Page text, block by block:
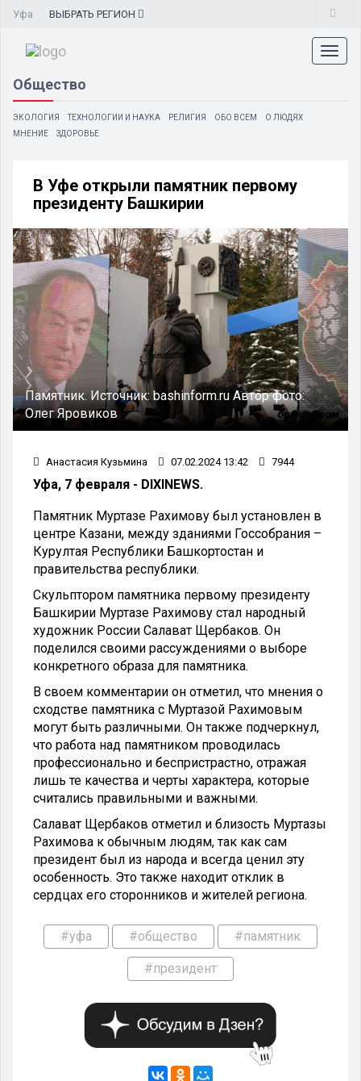
Уфа ВЫБРАТЬ РЕГИОН
Общество
ЭКОЛОГИЯ ТЕХНОЛОГИИ И НАУКА РЕЛИГИЯ ОБО ВСЕМ
О ЛЮДЯХ
МНЕНИЕ
ЗДОРОВЬЕ
В Уфе открыли памятник первому
президенту Башкирии
Памятник.Источник:bashinform.ru Автор фото:
Олег Яровиков
Анастасия Кузьмина 07.02.2024 13:42 7944
Уфа, 7 февраля - DIXINEWS.
Памятник Муртазе Рахимову был установлен в
центре Казани, между зданиями Госсобрания –
Курултая Республики Башкортостан и
правительства республики.
Скульптором памятника первому президенту
Башкирии Муртазе Рахимову стал народный
художник России Салават Щербаков. Он
поделился своими рассуждениями о выборе
конкретного образа для памятника.
В своем комментарии он отметил, что мнения о
сходстве памятника с Муртазой Рахимовым
могут быть различными. Он также подчеркнул,
что работа над памятником проводилась
профессионально и беспристрастно, отражая
лишь те качества и черты характера, которые
считались правильными и важными.
Салават Щербаков отметил и близость Муртазы
Рахимова к обычным людям, так как сам
президент был из народа и всегда ценил эту
особенность. Это также находит отклик в
сердцах его сторонников и жителей региона.
#уфа #общество #памятник
#президент